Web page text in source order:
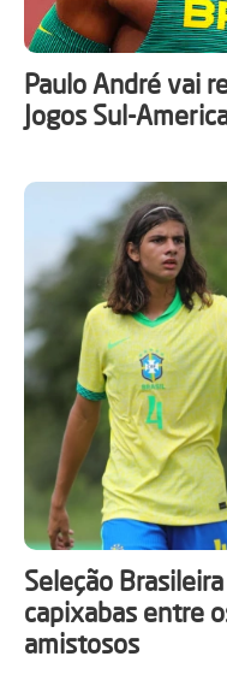
Paulo André vai
Jogos Sul-
Seleção
capixabas entre
amistosos